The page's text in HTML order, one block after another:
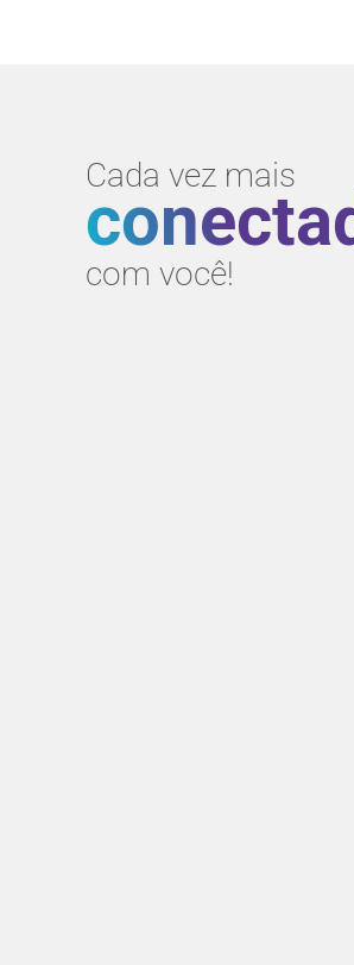
Cada vez mais
com você!